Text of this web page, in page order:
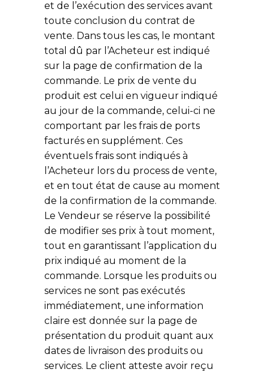
et de l’exécution des services avant
toute conclusion du contrat de
vente. Dans tous les cas, le montant
total dû par l’Acheteur est indiqué
sur la page de confirmation de la
commande. Le prix de vente du
produit est celui en vigueur indiqué
au jour de la commande, celui-ci ne
comportant par les frais de ports
facturés en supplément. Ces
éventuels frais sont indiqués à
l’Acheteur lors du process de vente,
et en tout état de cause au moment
de la confirmation de la commande.
Le Vendeur se réserve la possibilité
de modifier ses prix à tout moment,
tout en garantissant l’application du
prix indiqué au moment de la
commande. Lorsque les produits ou
services ne sont pas exécutés
immédiatement, une information
claire est donnée sur la page de
présentation du produit quant aux
dates de livraison des produits ou
services. Le client atteste avoir reçu